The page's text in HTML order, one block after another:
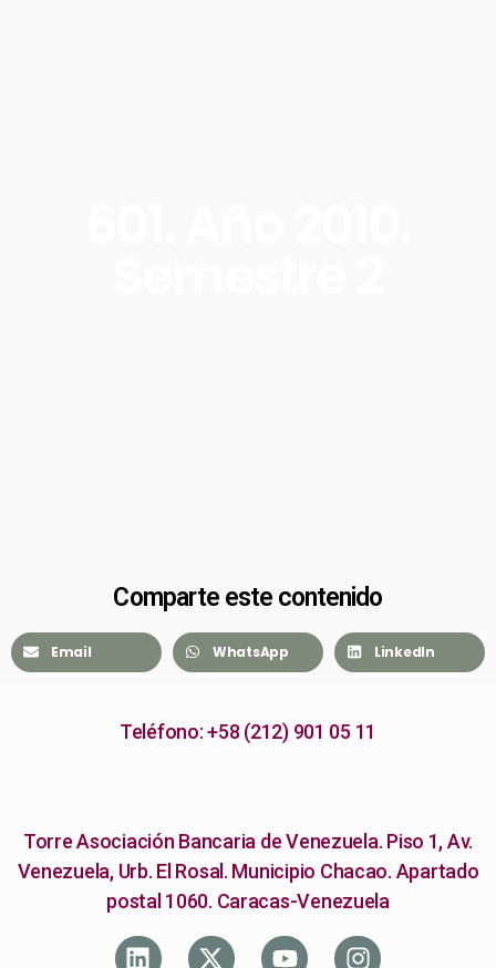
Comparte este contenido
Email WhatsApp LinkedIn
Teléfono: +58 (212) 901 05 11
Torre Asociación Bancaria de Venezuela. Piso 1, Av.
Venezuela, Urb. El Rosal. Municipio Chacao. Apartado
postal 1060. Caracas-Venezuela